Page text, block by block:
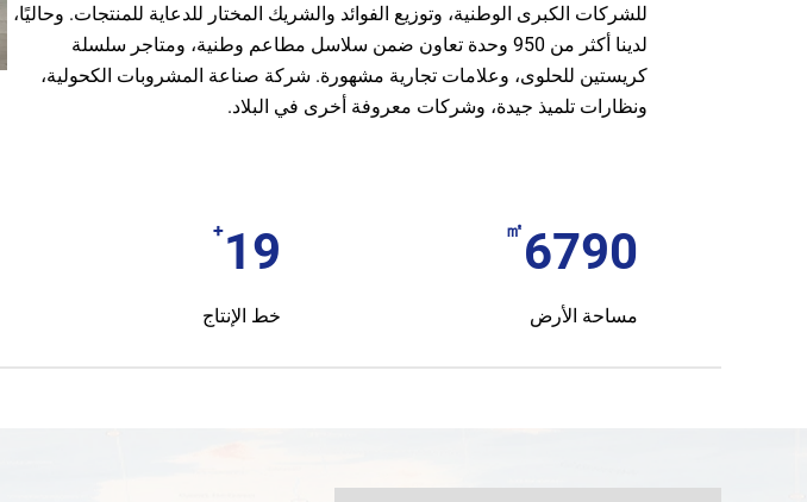
للشركات الكبرى الوطنية، وتوزيع الفوائد والشريك المختار للدعاية للمنتجات. وحاليًا،
لدينا أكثر من 950 وحدة تعاون ضمن سلاسل مطاعم وطنية، ومتاجر سلسلة
كريستين للحلوى، وعلامات تجارية مشهورة. شركة صناعة المشروبات الكحولية،
ونظارات تلميذ جيدة، وشركات معروفة أخرى في البلاد.
7000
㎡
مساحة الأرض
20
+
خط الإنتاج